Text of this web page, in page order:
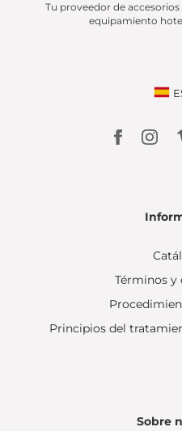
Tu proveedor de
equipamiento
Términos y
Principios del
Sobre